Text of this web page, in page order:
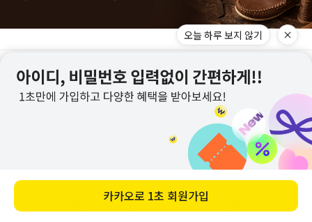
메뉴 홈 찜 장바구니 앱다운 마이
MON - FRI AM 11:00 - PM 5:00
OFF
통화량이 많아 연결이 어려울경우 문의하기 게시판을 이용해주세요.
최대한 신속한 답변드리겠습니다.
1688-5143 게시판 문의하기